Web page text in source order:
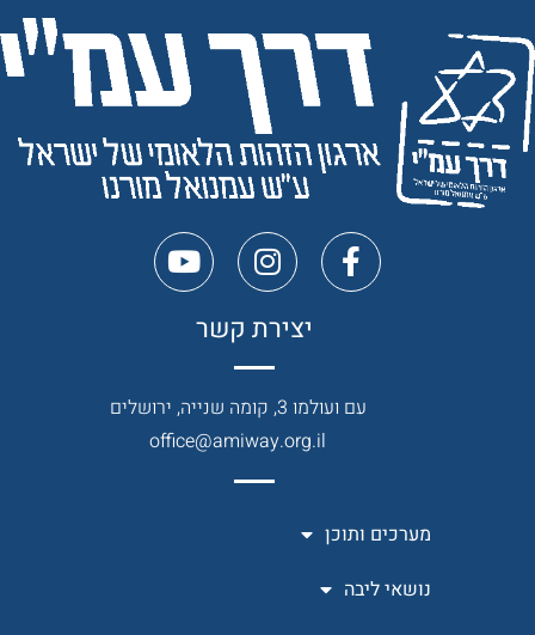
יצירת קשר
עם ועולמו 3, קומה שנייה, ירושלים
office@amiway.org.il
מערכים ותוכן
נושאי ליבה